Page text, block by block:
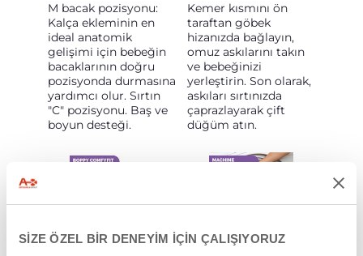
SİZE ÖZEL BİR DENEYİM İÇİN ÇALIŞIYORUZ
M bacak pozisyonu:
Kalça ekleminin en
ideal anatomik
gelişimi için bebeğin
bacaklarının doğru
pozisyonda durmasına
yardımcı olur. Sırtın
"C" pozisyonu. Baş ve
boyun desteği.
Kemer kısmını ön
taraftan göbek
hizanızda bağlayın,
omuz askılarını takın
ve bebeğinizi
yerleştirin. Son olarak,
askıları sırtınızda
çaprazlayarak çift
düğüm atın.